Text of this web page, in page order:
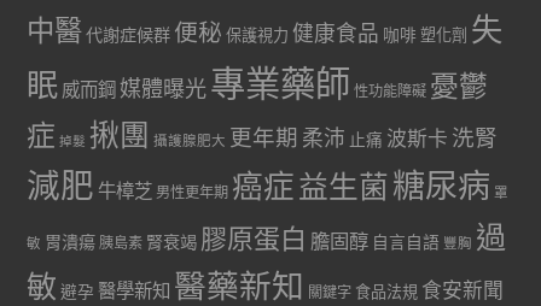
中醫代謝症候群 便秘 保護視力 健康食品 咖啡 塑化劑 失
眠 威而鋼 媒體曝光專業藥師 性功能障礙 憂鬱
症 掉髮 揪團 攝護腺肥大 更年期 柔沛 止痛 波斯卡 洗腎
減肥 牛樟芝 男性更年期 癌症益生菌 糖尿病 罩
敏 胃潰瘍 胰島素 腎衰竭 膠原蛋白 膽固醇 自言自語 豐胸 過
敏 避孕 醫學新知 醫藥新知 關鍵字 食品法規 食安新聞